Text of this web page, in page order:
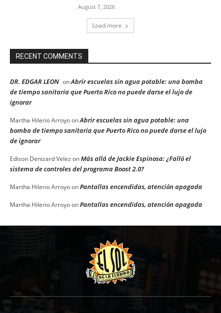
August 7, 2026
Load more
RECENT COMMENTS
DR. EDGAR LEON onAbrir escuelas sin agua potable: una bomba
de tiempo sanitaria que Puerto Rico no puede darse el lujo de
ignorar
Martha Hilerio ArroyoonAbrir escuelas sin agua potable: una
bomba de tiempo sanitaria que Puerto Rico no puede darse el lujo
de ignorar
Edison Denizard Velez onMás allá de Jackie Espinosa: ¿Falló el
sistema de controles del programa Boost 2.0?
Martha Hilerio ArroyoonPantallas encendidas, atención apagada
Martha Hilerio ArroyoonPantallas encendidas, atención apagada